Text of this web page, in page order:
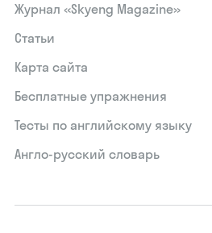
Журнал «Skyeng Magazine»
Статьи
Карта сайта
Бесплатные упражнения
Тесты по английскому языку
Англо-русский словарь